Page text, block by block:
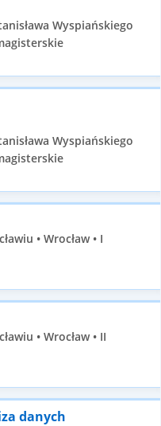
Wyspiańskiego
Wyspiańskiego
• Wrocław • I
• Wrocław • II
danych